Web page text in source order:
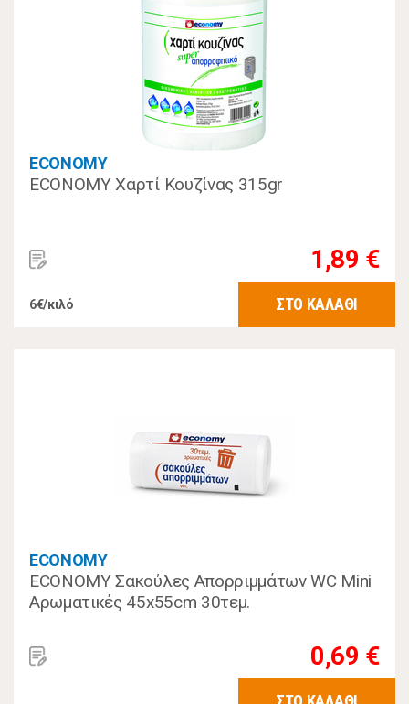
ECONOMY
ECONOMY Χαρτί Κουζίνας 315gr
1,89 €
6€/κιλό ΣΤΟ ΚΑΛΑΘΙ
ECONOMY
ECONOMY Σακούλες Απορριμμάτων WC Mini
Αρωματικές 45x55cm 30τεμ.
0,69 €